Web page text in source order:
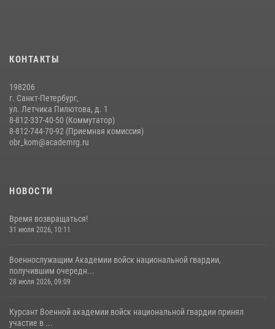
Помнить. Соответствовать. Действовать.
КОНТАКТЫ
198206
г. Санкт-Петербург,
ул. Летчика Пилютова, д. 1
8-812-337-40-50 (Коммутатор)
8-812-744-70-92 (Приемная комиссия)
obr_kom@academrg.ru
НОВОСТИ
Время возвращаться!
31 июля 2026, 10:11
Военнослужащим Академии войск национальной гвардии,
получившим очередн...
28 июля 2026, 09:09
Курсант Военной академии войск национальной гвардии принял
участие в ...